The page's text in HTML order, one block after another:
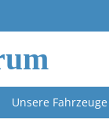
Unsere Fahrzeuge